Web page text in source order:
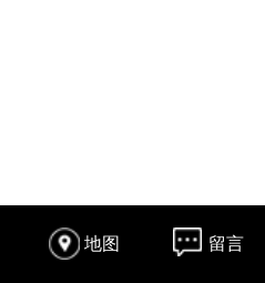
地图 留言